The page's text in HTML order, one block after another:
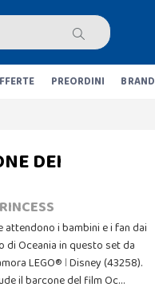
PREORDINI BRAND
DEI
i bambini e i fan dai
di Oceania in questo set da
LEGO® ǀ Disney (43258).
il barcone del film Oc…